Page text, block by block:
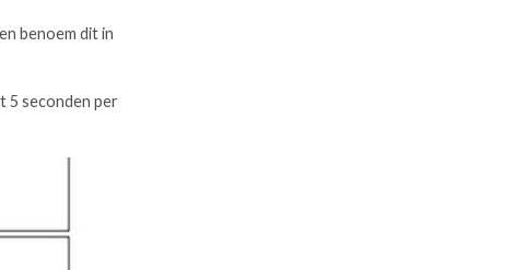
benoem dit in
5 seconden per